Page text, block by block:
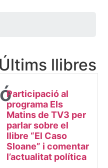
Últims llibres
Participació al
programa Els
Matins de TV3 per
parlar sobre el
llibre “El Caso
Sloane” i comentar
l’actualitat política